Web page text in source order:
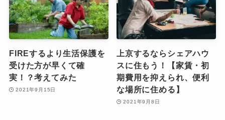
FIREするより生活保護を
受けた方が早くて確
実！？考えてみた
2021年9月15日
上京するならシェアハウ
スに住もう！【家賃・初
期費用を抑えられ、便利
な場所に住める】
2021年9月8日